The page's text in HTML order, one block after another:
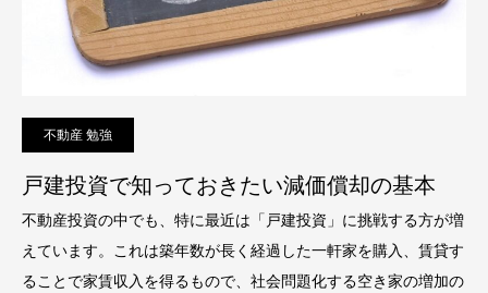
不動産 勉強
戸建投資で知っておきたい減価償却の基本
不動産投資の中でも、特に最近は「戸建投資」に挑戦する方が増
えています。これは築年数が長く経過した一軒家を購入、賃貸す
ることで家賃収入を得るもので、社会問題化する空き家の増加の